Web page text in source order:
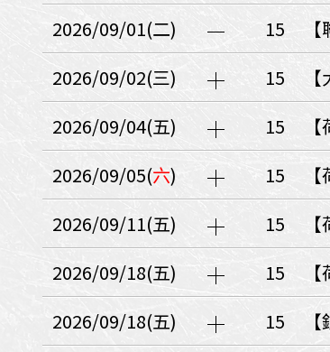
斯洛維尼亞
波士尼亞赫塞哥維納
俄羅斯聯邦
西南歐
荷蘭國王節
英愛軍樂節
賽普勒斯‧馬爾他
天空之城‧愛琴海三島
瑞士觀景火車名峰健行
義大利
西西里島
西班牙
葡萄牙
德國
奧地利
2026/09/01(二)
15
2026/09/02(三)
15
2026/09/04(五)
15
2026/09/05(六) 15
2026/09/11(五)
15
2026/09/18(五)
15
2026/09/18(五)
15